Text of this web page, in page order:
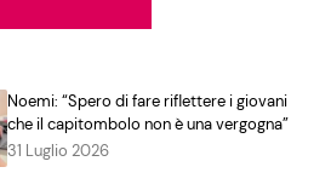
Noemi: “Spero di fare riflettere i giovani
che il capitombolo non è una vergogna”
31 Luglio 2026